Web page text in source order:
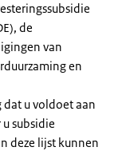
de
van
en
dat u voldoet aan
subsidie
deze lijst kunnen